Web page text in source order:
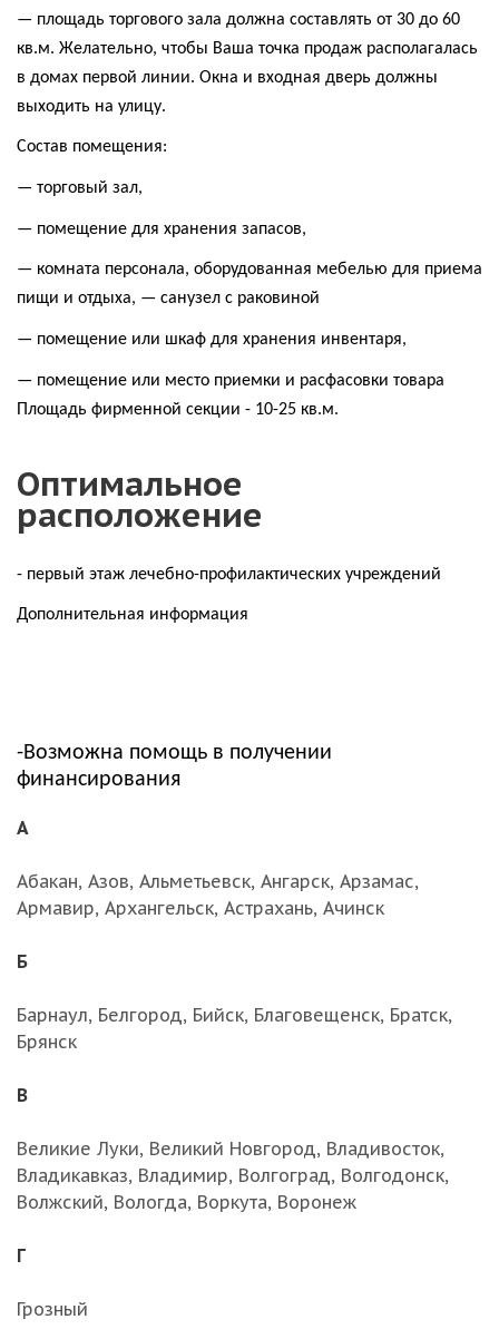
— площадь торгового зала должна составлять от 30 до 60
кв.м. Желательно, чтобы Ваша точка продаж располагалась
в домах первой линии. Окна и входная дверь должны
выходить на улицу.
Состав помещения:
— торговый зал,
— помещение для хранения запасов,
— комната персонала, оборудованная мебелью для приема
пищи и отдыха, — санузел с раковиной
— помещение или шкаф для хранения инвентаря,
— помещение или место приемки и расфасовки товара
Площадь фирменной секции - 10-25 кв.м.
Оптимальное
расположение
- первый этаж лечебно-профилактических учреждений
Дополнительная информация
-Возможна помощь в получении
финансирования
А
Абакан, Азов, Альметьевск, Ангарск, Арзамас,
Армавир, Архангельск, Астрахань, Ачинск
Б
Барнаул, Белгород, Бийск, Благовещенск, Братск,
Брянск
В
Великие Луки, Великий Новгород, Владивосток,
Владикавказ, Владимир, Волгоград, Волгодонск,
Волжский, Вологда, Воркута, Воронеж
Г
Грозный